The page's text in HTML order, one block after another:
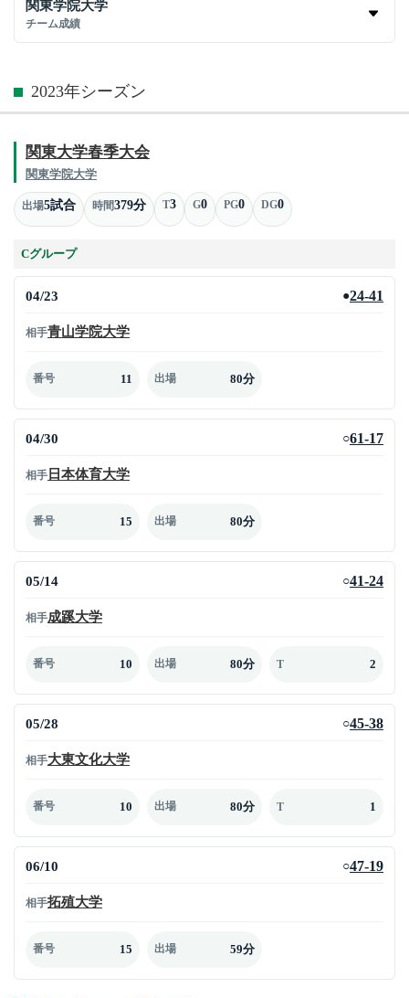
関東学院大学
チーム成績
2023年シーズン
関東大学春季大会
関東学院大学
出場5試合 時間379分 T3 G0 PG0 DG0
Cグループ
04/23 ●24-41
相手青山学院大学
番号 11 出場 80分
04/30 ○61-17
相手 日本体育大学
番号 15 出場 80分
05/14 ○41-24
相手成蹊大学
番号 10 出場 80分 T 2
05/28 ○45-38
相手大東文化大学
番号 10 出場 80分 T 1
06/10 ○47-19
相手拓殖大学
番号 15 出場 59分